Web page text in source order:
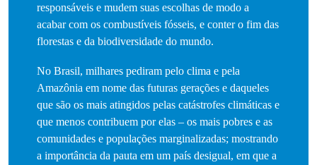
responsáveis e mudem suas escolhas de modo a
acabar com os combustíveis fósseis, e conter o fim das
florestas e da biodiversidade do mundo.
No Brasil, milhares pediram pelo clima e pela
Amazônia em nome das futuras gerações e daqueles
que são os mais atingidos pelas catástrofes climáticas e
que menos contribuem por elas – os mais pobres e as
comunidades e populações marginalizadas; mostrando
a importância da pauta em um país desigual, em que a